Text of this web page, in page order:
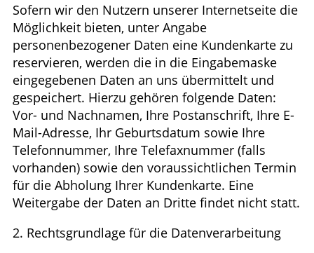
Sofern wir den Nutzern unserer Internetseite die
Möglichkeit bieten, unter Angabe
personenbezogener Daten eine Kundenkarte zu
reservieren, werden die in die Eingabemaske
eingegebenen Daten an uns übermittelt und
gespeichert. Hierzu gehören folgende Daten:
Vor- und Nachnamen, Ihre Postanschrift, Ihre E-
Mail-Adresse, Ihr Geburtsdatum sowie Ihre
Telefonnummer, Ihre Telefaxnummer (falls
vorhanden) sowie den voraussichtlichen Termin
für die Abholung Ihrer Kundenkarte. Eine
Weitergabe der Daten an Dritte findet nicht statt.
2. Rechtsgrundlage für die Datenverarbeitung